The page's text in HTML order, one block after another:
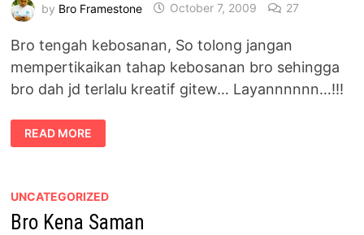
by Bro Framestone October 7, 2009 27
Bro tengah kebosanan, So tolong jangan
mempertikaikan tahap kebosanan bro sehingga
bro dah jd terlalu kreatif gitew… Layannnnnn…!!!
SETELAH
AKU
KAU
READ MORE
UNCATEGORIZED
Bro Kena Saman